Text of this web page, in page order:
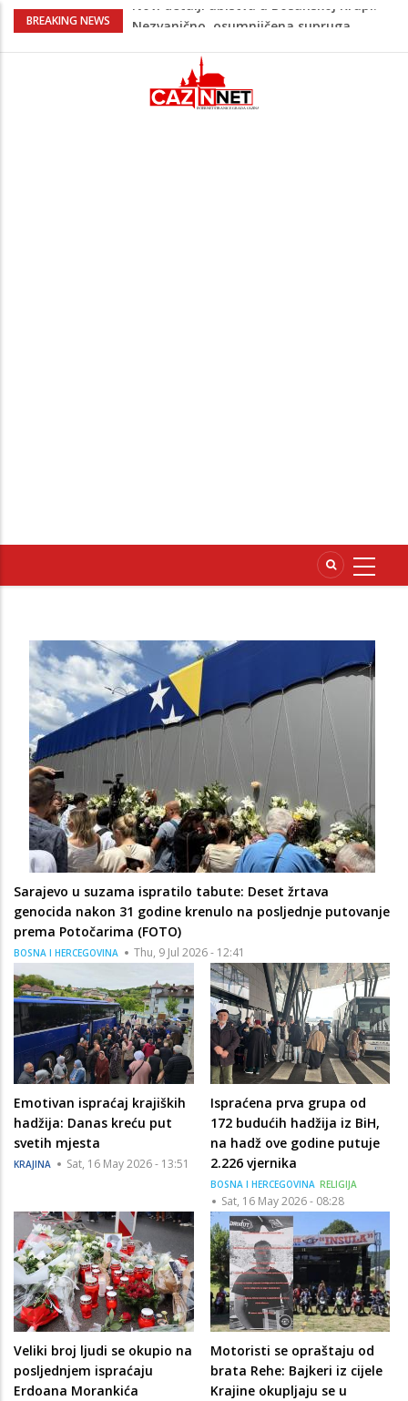
BREAKING NEWS
Na Ahiret preselila Bešić (rođ. Blažević)
Na Ahiret preselio ŠUPUK (Refik) ŠEFIK
Evo koje države su zasad za, a koje
protiv Infantina na izborima: Srbija i
Sarajevo u suzama ispratilo tabute: Deset žrtava
genocida nakon 31 godine krenulo na posljednje putovanje
prema Potočarima (FOTO)
BOSNA I HERCEGOVINA Thu, 9 Jul 2026 - 12:41
Emotivan ispraćaj krajiških
hadžija: Danas kreću put
svetih mjesta
KRAJINA Sat, 16 May 2026 - 13:51
Ispraćena prva grupa od
172 budućih hadžija iz BiH,
na hadž ove godine putuje
2.226 vjernika
BOSNA I HERCEGOVINA RELIGIJA
Sat, 16 May 2026 - 08:28
Veliki broj ljudi se okupio na
posljednjem ispraćaju
Erdoana Morankića
Motoristi se opraštaju od
brata Rehe: Bajkeri iz cijele
Krajine okupljaju se u